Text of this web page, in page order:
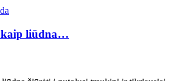
liūdna…